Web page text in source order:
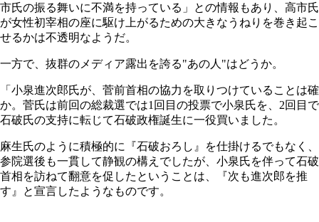
市氏の振る舞いに不満を持っている」との情報もあり、高市氏
が女性初宰相の座に駆け上がるための大きなうねりを巻き起こ
せるかは不透明なようだ。
一方で、抜群のメディア露出を誇る"あの人"はどうか。
「小泉進次郎氏が、菅前首相の協力を取りつけていることは確
か。菅氏は前回の総裁選では1回目の投票で小泉氏を、2回目で
石破氏の支持に転じて石破政権誕生に一役買いました。
麻生氏のように積極的に『石破おろし』を仕掛けるでもなく、
参院選後も一貫して静観の構えでしたが、小泉氏を伴って石破
首相を訪ねて翻意を促したということは、『次も進次郎を推
す』と宣言したようなものです。